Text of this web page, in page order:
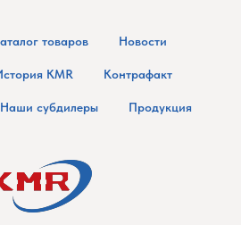
товаров Новости
KMR Контрафакт
Наши субдилеры Продукция